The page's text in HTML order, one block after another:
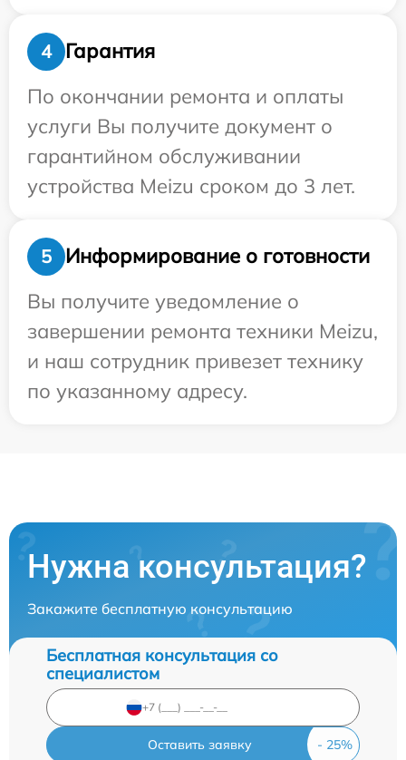
4
Гарантия
По окончании ремонта и оплаты
услуги Вы получите документ о
гарантийном обслуживании
устройства Meizu сроком до 3 лет.
5
Информирование о готовности
Вы получите уведомление о
завершении ремонта техники Meizu,
и наш сотрудник привезет технику
по указанному адресу.
Нужна консультация?
Закажите бесплатную консультацию
Бесплатная консультация со
специалистом
Оставить заявку